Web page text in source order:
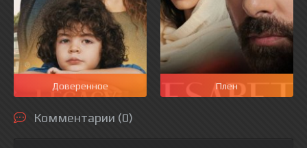
Доверенное Плен
Комментарии (0)